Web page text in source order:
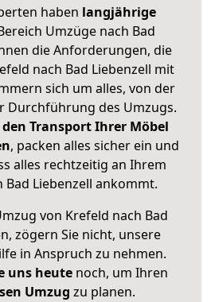
haben langjährige
Umzüge nach Bad
die Anforderungen, die
nach Bad Liebenzell mit
sich um alles, von der
Durchführung des Umzugs.
Transport Ihrer Möbel
, packen alles sicher ein und
alles rechtzeitig an Ihrem
Bad Liebenzell ankommt.
von Krefeld nach Bad
zögern Sie nicht, unsere
in Anspruch zu nehmen.
uns heutenoch, um Ihren
Umzug zu planen.